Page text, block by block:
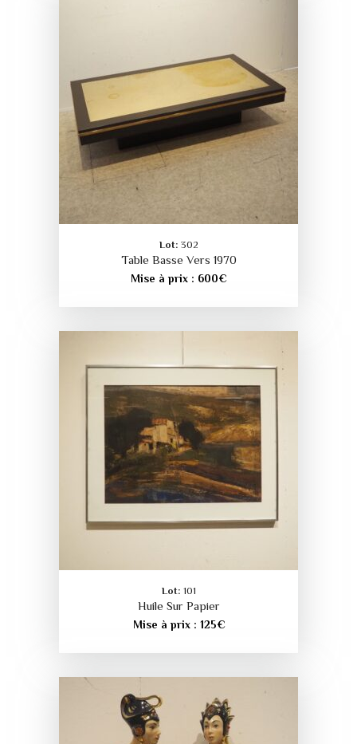
Lot: 302
Table Basse Vers 1970
Mise à prix : 600€
Lot: 101
Huile Sur Papier
Mise à prix : 125€